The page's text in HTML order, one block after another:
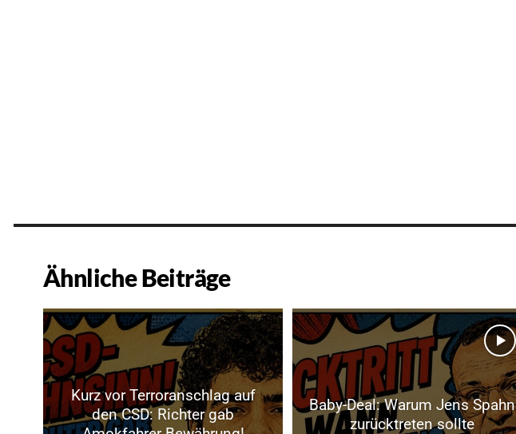
Ähnliche Beiträge
Kurz vor Terroranschlag auf
den CSD: Richter gab
Baby-Deal: Warum Jens Spahn
zurücktreten sollte